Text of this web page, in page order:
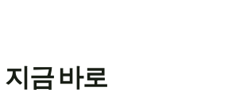
지금 바로